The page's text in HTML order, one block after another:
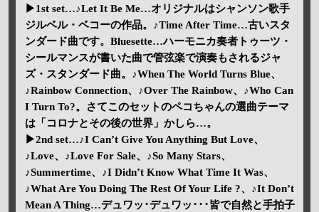
▶1st set…♪Let It Be Me…オリジナルはシャンソン歌手
ジルベル・ベコーの作品。♪Time After Time…古いスタ
ンダード曲です。Bluesette…ハーモニカ奏者トゥーツ・
シールマンスが書いた曲で管弦楽で演奏もされるジャ
ズ・スタンダード曲。♪When The World Turns Blue、
♪Rainbow Connection、♪Over The Rainbow、♪Who Can
I Turn To?。さてこのセットのペコちゃんの選曲テーマ
は「コロナとその後の世界」かしら…。
▶2nd set…♪I Can’t Give You Anything But Love、
♪Love、♪Love For Sale、♪So Many Stars、
♪Summertime、♪I Didn’t Know What Time It Was、
♪What Are You Doing The Rest Of Your Life ?、♪It Don’t
Mean A Thing…デュワッ･デュワッ･･･皆で自然と手拍子